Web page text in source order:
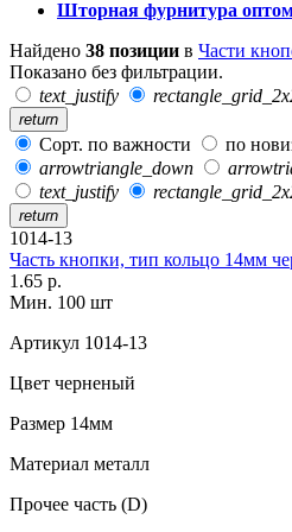
Шторная фурнитура
Найдено 38 позиции в Части
Показано без фильтрации.
text_justify
return
Сорт. по важности по
arrowtriangle_down
text_justify
return
1014-13
Часть кнопки, тип кольцо 14мм
1.65 р.
Мин. 100 шт
Артикул 1014-13
Цвет черненый
Размер 14мм
Материал металл
Прочее часть (D)